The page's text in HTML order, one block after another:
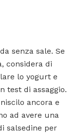
senza sale. Se
considera di
lo yogurt e
test di assaggio.
ancora e
ad avere una
salsedine per